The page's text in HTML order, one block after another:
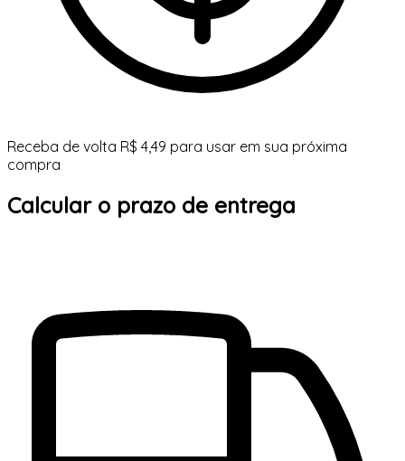
Receba de volta R$ 4,49 para usar em sua próxima
compra
Calcular o prazo de entrega